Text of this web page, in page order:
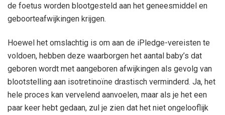
de foetus worden blootgesteld aan het geneesmiddel en
geboorteafwijkingen krijgen.
Hoewel het omslachtig is om aan de iPledge-vereisten te
voldoen, hebben deze waarborgen het aantal baby’s dat
geboren wordt met aangeboren afwijkingen als gevolg van
blootstelling aan isotretinoïne drastisch verminderd. Ja, het
hele proces kan vervelend aanvoelen, maar als je het een
paar keer hebt gedaan, zul je zien dat het niet ongelooflijk